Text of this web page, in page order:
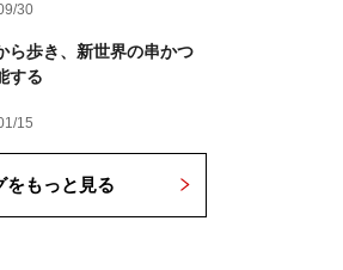
30
ら歩き、新世界の串かつ
する
15
をもっと見る